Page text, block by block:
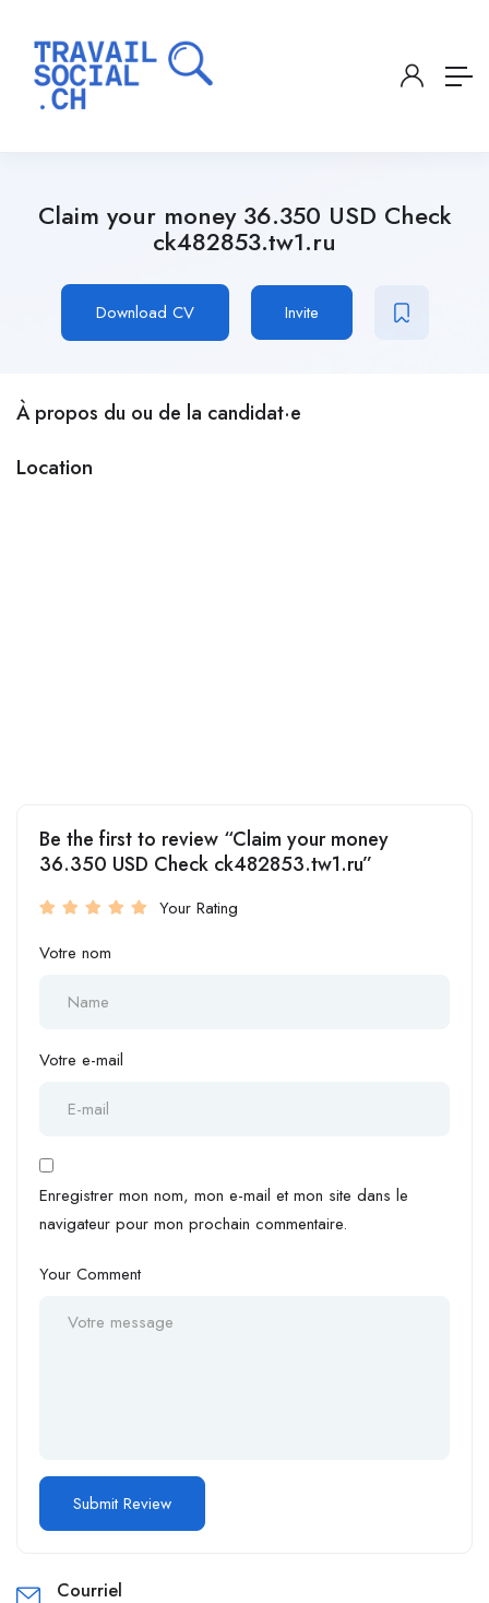
Claim your money 36.350 USD Check
ck482853.tw1.ru
Download CV Invite
À propos du ou de la candidat·e
Location
Be the first to review “Claim your money
36.350 USD Check ck482853.tw1.ru”
Your Rating
Votre nom
Votre e-mail
Enregistrer mon nom, mon e-mail et mon site dans le
navigateur pour mon prochain commentaire.
Your Comment
Courriel